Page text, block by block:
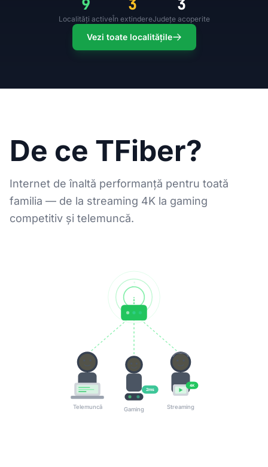
9
Localități active
3
În extindere
3
Județe acoperite
Vezi toate localitățile
De ce TFiber?
Internet de înaltă performanță pentru toată
familia — de la streaming 4K la gaming
competitiv și telemuncă.
Telemuncă
2ms
Gaming
4K
Streaming